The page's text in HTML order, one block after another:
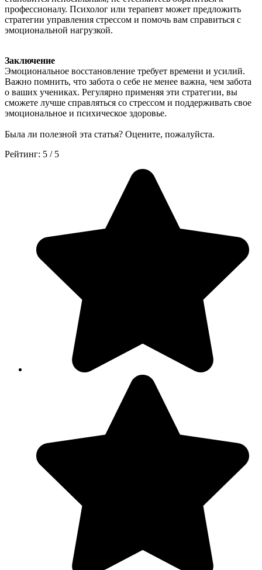
профессионалу. Психолог или терапевт может предложить
стратегии управления стрессом и помочь вам справиться с
эмоциональной нагрузкой.
Заключение
Эмоциональное восстановление требует времени и усилий.
Важно помнить, что забота о себе не менее важна, чем забота
о ваших учениках. Регулярно применяя эти стратегии, вы
сможете лучше справляться со стрессом и поддерживать свое
эмоциональное и психическое здоровье.
Была ли полезной эта статья? Оцените, пожалуйста.
Рейтинг: 5 / 5